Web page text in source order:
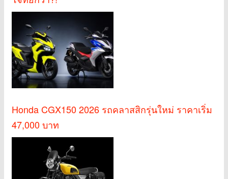
Honda CGX150 2026 รถคลาสสิกรุ่นใหม่ ราคาเริ่ม
47,000 บาท